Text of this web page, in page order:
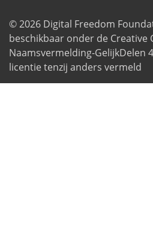
© 2026 Digital Freedom
beschikbaar onder de Creative
Naamsvermelding-GelijkDelen
licentie tenzij anders vermeld